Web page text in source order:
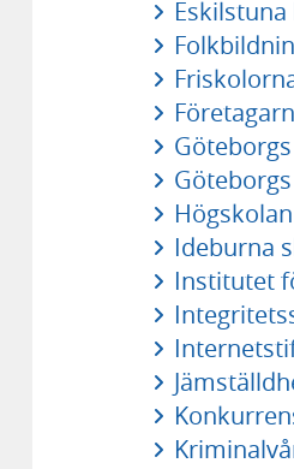
Ideburna
Institutet